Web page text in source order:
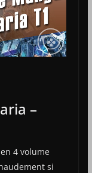
–
4 volume
si